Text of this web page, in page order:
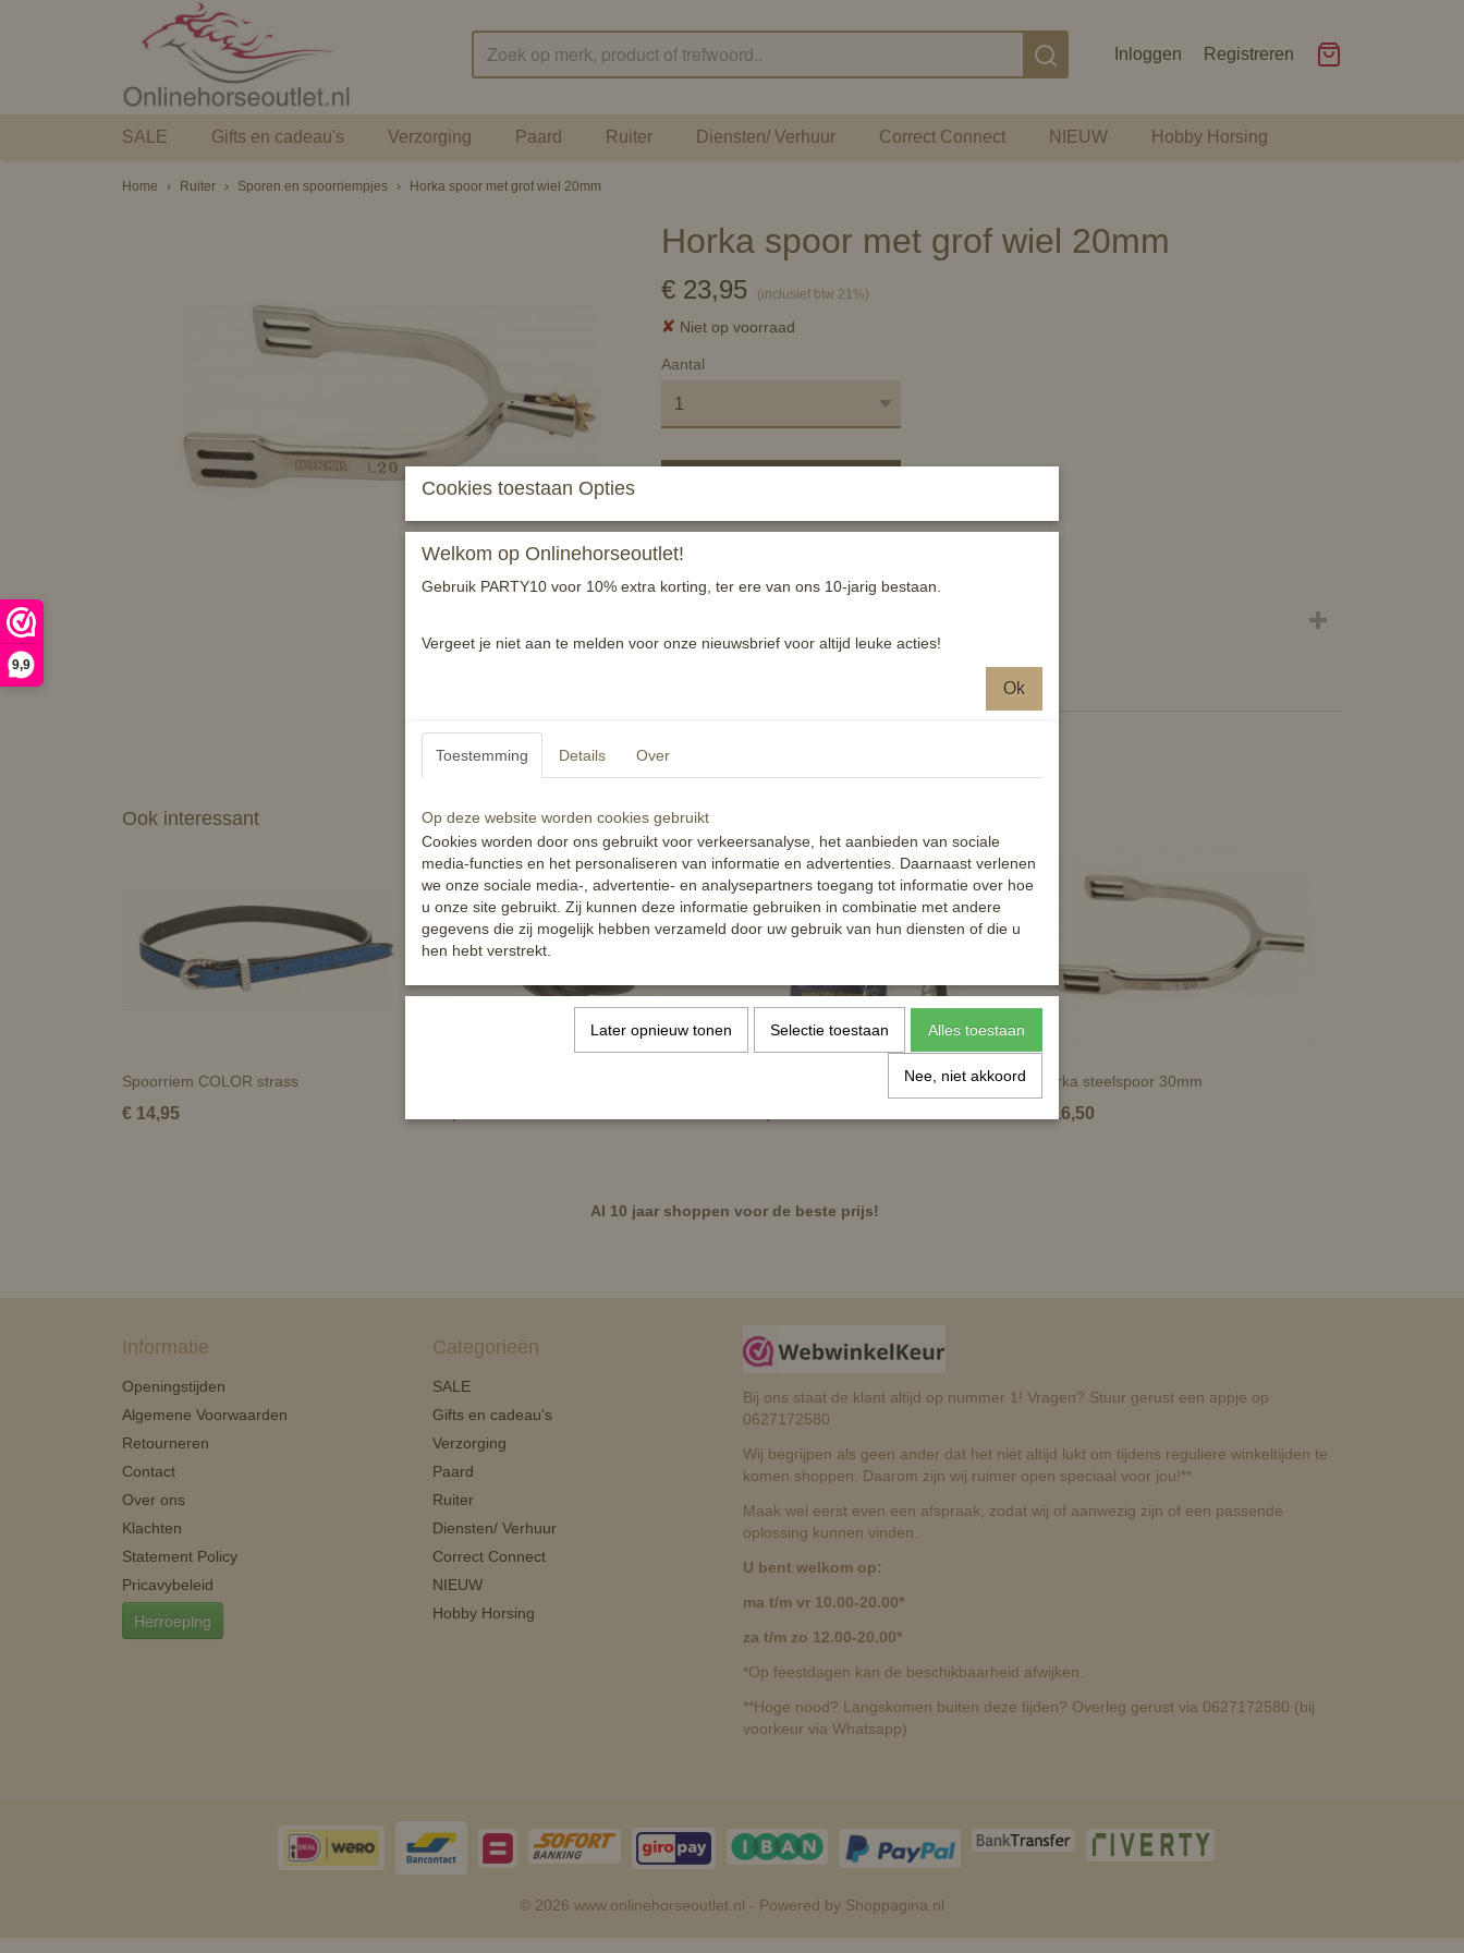
9,9
Inloggen Registreren
SALE Gifts en cadeau's Verzorging Paard Ruiter Diensten/ Verhuur Correct Connect NIEUW Hobby Horsing
Home › Ruiter › Sporen en spoorriempjes › Horka spoor met grof wiel 20mm
Horka spoor met grof wiel 20mm
€ 23,95 (inclusief btw 21%)
✘ Niet op voorraad
Aantal
Ook interessant
Spoorriem COLOR strass
€ 14,95
Showtime spoor knop 15mm Horka steelspoor 30mm
€ 16,50
Al 10 jaar shoppen voor de beste prijs!
Informatie
Openingstijden
Algemene Voorwaarden
Retourneren
Contact
Over ons
Klachten
Statement Policy
Pricavybeleid
Herroeping
Categorieën
SALE
Gifts en cadeau's
Verzorging
Paard
Ruiter
Diensten/ Verhuur
Correct Connect
NIEUW
Hobby Horsing
Bij ons staat de klant altijd op nummer 1! Vragen? Stuur gerust een appje op
0627172580
Wij begrijpen als geen ander dat het niet altijd lukt om tijdens reguliere winkeltijden te
komen shoppen. Daarom zijn wij ruimer open speciaal voor jou!**
Maak wel eerst even een afspraak, zodat wij of aanwezig zijn of een passende
oplossing kunnen vinden.
U bent welkom op:
ma t/m vr 10.00-20.00*
za t/m zo 12.00-20.00*
*Op feestdagen kan de beschikbaarheid afwijken.
**Hoge nood? Langskomen buiten deze tijden? Overleg gerust via 0627172580 (bij
voorkeur via Whatsapp)
© 2026 www.onlinehorseoutlet.nl - Powered by Shoppagina.nl
Cookies toestaan Opties
Welkom op Onlinehorseoutlet!
Gebruik PARTY10 voor 10% extra korting, ter ere van ons 10-jarig bestaan.
Vergeet je niet aan te melden voor onze nieuwsbrief voor altijd leuke acties!
Ok
Toestemming Details Over
Op deze website worden cookies gebruikt
Cookies worden door ons gebruikt voor verkeersanalyse, het aanbieden van sociale
media-functies en het personaliseren van informatie en advertenties. Daarnaast verlenen
we onze sociale media-, advertentie- en analysepartners toegang tot informatie over hoe
u onze site gebruikt. Zij kunnen deze informatie gebruiken in combinatie met andere
gegevens die zij mogelijk hebben verzameld door uw gebruik van hun diensten of die u
hen hebt verstrekt.
Later opnieuw tonen Selectie toestaan Alles toestaan
Nee, niet akkoord